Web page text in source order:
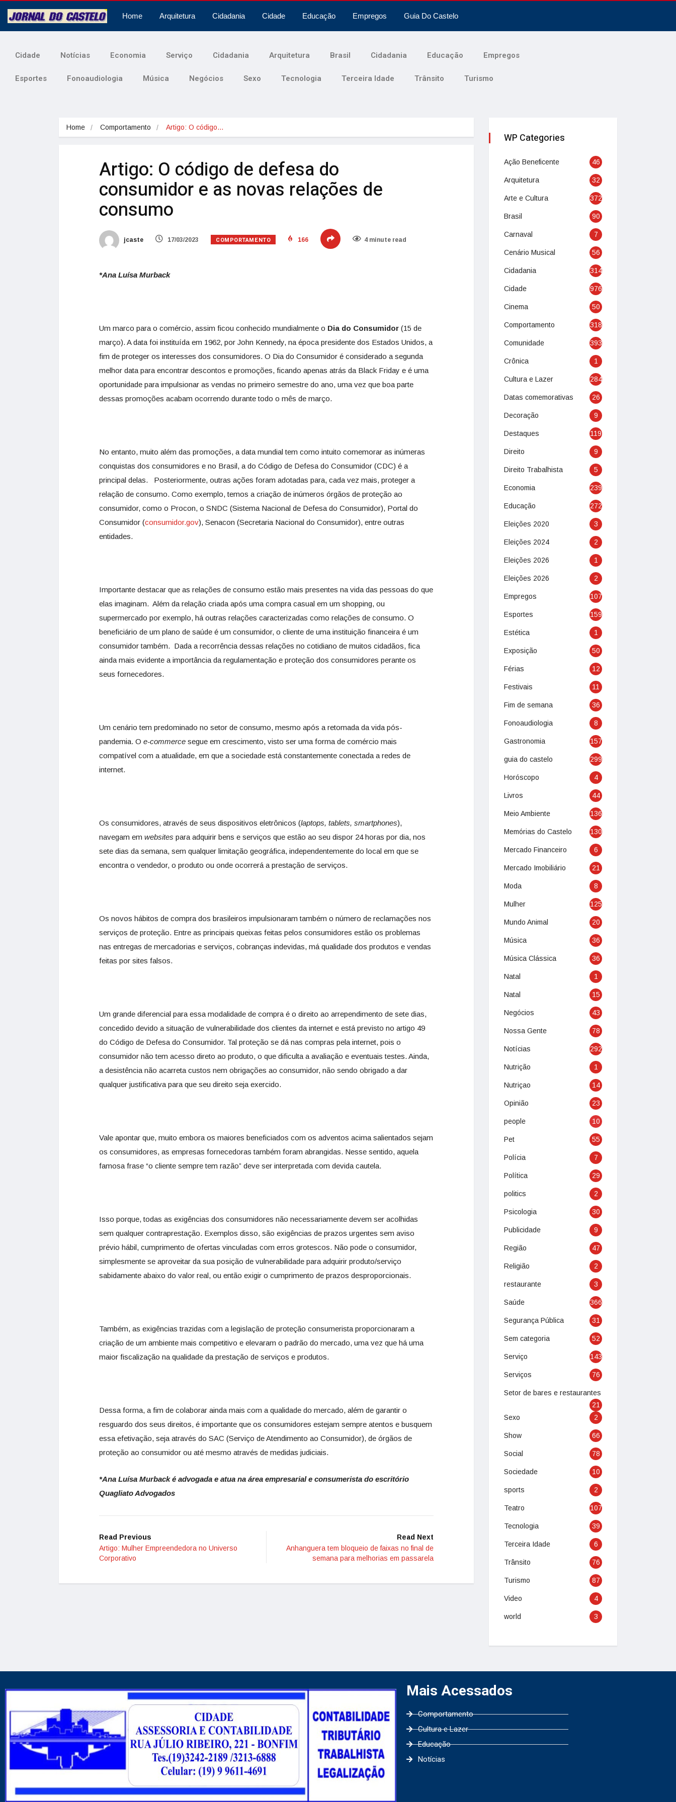
Home Arquitetura Cidadania Cidade Educação Empregos Guia Do Castelo
Cidade Notícias Economia Serviço Cidadania Arquitetura Brasil Cidadania Educação Empregos
Esportes Fonoaudiologia Música Negócios Sexo Tecnologia Terceira Idade Trânsito Turismo
Home Comportamento Artigo: O código…
Artigo: O código de defesa do
consumidor e as novas relações de
consumo
jcaste 17/03/2023 COMPORTAMENTO 166 4 minute read
*Ana Luísa Murback
Um marco para o comércio, assim ficou conhecido mundialmente o Dia do Consumidor (15 de
março). A data foi instituída em 1962, por John Kennedy, na época presidente dos Estados Unidos, a
fim de proteger os interesses dos consumidores. O Dia do Consumidor é considerado a segunda
melhor data para encontrar descontos e promoções, ficando apenas atrás da Black Friday e é uma
oportunidade para impulsionar as vendas no primeiro semestre do ano, uma vez que boa parte
dessas promoções acabam ocorrendo durante todo o mês de março.
No entanto, muito além das promoções, a data mundial tem como intuito comemorar as inúmeras
conquistas dos consumidores e no Brasil, a do Código de Defesa do Consumidor (CDC) é a
principal delas. Posteriormente, outras ações foram adotadas para, cada vez mais, proteger a
relação de consumo. Como exemplo, temos a criação de inúmeros órgãos de proteção ao
consumidor, como o Procon, o SNDC (Sistema Nacional de Defesa do Consumidor), Portal do
Consumidor (consumidor.gov), Senacon (Secretaria Nacional do Consumidor), entre outras
entidades.
Importante destacar que as relações de consumo estão mais presentes na vida das pessoas do que
elas imaginam. Além da relação criada após uma compra casual em um shopping, ou
supermercado por exemplo, há outras relações caracterizadas como relações de consumo. O
beneficiário de um plano de saúde é um consumidor, o cliente de uma instituição financeira é um
consumidor também. Dada a recorrência dessas relações no cotidiano de muitos cidadãos, fica
ainda mais evidente a importância da regulamentação e proteção dos consumidores perante os
seus fornecedores.
Um cenário tem predominado no setor de consumo, mesmo após a retomada da vida pós-
pandemia. O e-commerce segue em crescimento, visto ser uma forma de comércio mais
compatível com a atualidade, em que a sociedade está constantemente conectada a redes de
internet.
Os consumidores, através de seus dispositivos eletrônicos (laptops, tablets, smartphones),
navegam em websites para adquirir bens e serviços que estão ao seu dispor 24 horas por dia, nos
sete dias da semana, sem qualquer limitação geográfica, independentemente do local em que se
encontra o vendedor, o produto ou onde ocorrerá a prestação de serviços.
Os novos hábitos de compra dos brasileiros impulsionaram também o número de reclamações nos
serviços de proteção. Entre as principais queixas feitas pelos consumidores estão os problemas
nas entregas de mercadorias e serviços, cobranças indevidas, má qualidade dos produtos e vendas
feitas por sites falsos.
Um grande diferencial para essa modalidade de compra é o direito ao arrependimento de sete dias,
concedido devido a situação de vulnerabilidade dos clientes da internet e está previsto no artigo 49
do Código de Defesa do Consumidor. Tal proteção se dá nas compras pela internet, pois o
consumidor não tem acesso direto ao produto, o que dificulta a avaliação e eventuais testes. Ainda,
a desistência não acarreta custos nem obrigações ao consumidor, não sendo obrigado a dar
qualquer justificativa para que seu direito seja exercido.
Vale apontar que, muito embora os maiores beneficiados com os adventos acima salientados sejam
os consumidores, as empresas fornecedoras também foram abrangidas. Nesse sentido, aquela
famosa frase “o cliente sempre tem razão” deve ser interpretada com devida cautela.
Isso porque, todas as exigências dos consumidores não necessariamente devem ser acolhidas
sem qualquer contraprestação. Exemplos disso, são exigências de prazos urgentes sem aviso
prévio hábil, cumprimento de ofertas vinculadas com erros grotescos. Não pode o consumidor,
simplesmente se aproveitar da sua posição de vulnerabilidade para adquirir produto/serviço
sabidamente abaixo do valor real, ou então exigir o cumprimento de prazos desproporcionais.
Também, as exigências trazidas com a legislação de proteção consumerista proporcionaram a
criação de um ambiente mais competitivo e elevaram o padrão do mercado, uma vez que há uma
maior fiscalização na qualidade da prestação de serviços e produtos.
Dessa forma, a fim de colaborar ainda mais com a qualidade do mercado, além de garantir o
resguardo dos seus direitos, é importante que os consumidores estejam sempre atentos e busquem
essa efetivação, seja através do SAC (Serviço de Atendimento ao Consumidor), de órgãos de
proteção ao consumidor ou até mesmo através de medidas judiciais.
*Ana Luísa Murback é advogada e atua na área empresarial e consumerista do escritório
Quagliato Advogados
Read Previous
Artigo: Mulher Empreendedora no Universo
Corporativo
Read Next
Anhanguera tem bloqueio de faixas no final de
semana para melhorias em passarela
WP Categories
Ação Beneficente 46
Arquitetura 32
Arte e Cultura 372
Brasil 90
Carnaval 7
Cenário Musical 56
Cidadania 314
Cidade 976
Cinema 50
Comportamento 318
Comunidade 393
Crônica 1
Cultura e Lazer 284
Datas comemorativas 26
Decoração 9
Destaques 119
Direito 9
Direito Trabalhista 5
Economia 239
Educação 272
Eleições 2020 3
Eleições 2024 2
Eleições 2026 1
Eleições 2026 2
Empregos 107
Esportes 159
Estética 1
Exposição 50
Férias 12
Festivais 11
Fim de semana 36
Fonoaudiologia 8
Gastronomia 157
guia do castelo 299
Horóscopo 4
Livros 44
Meio Ambiente 136
Memórias do Castelo 130
Mercado Financeiro 6
Mercado Imobiliário 21
Moda 8
Mulher 125
Mundo Animal 20
Música 36
Música Clássica 36
Natal 1
Natal 15
Negócios 43
Nossa Gente 78
Notícias 292
Nutrição 1
Nutriçao 14
Opinião 23
people 10
Pet 55
Polícia 7
Política 29
politics 2
Psicologia 30
Publicidade 9
Região 47
Religião 2
restaurante 3
Saúde 366
Segurança Pública 31
Sem categoria 52
Serviço 143
Serviços 76
Setor de bares e restaurantes
21
Sexo
2
Show 66
Social 78
Sociedade 10
sports 2
Teatro 107
Tecnologia 39
Terceira Idade 6
Trânsito 76
Turismo 87
Video 4
world 3
Mais Acessados
Comportamento
Cultura e Lazer
Educação
Notícias